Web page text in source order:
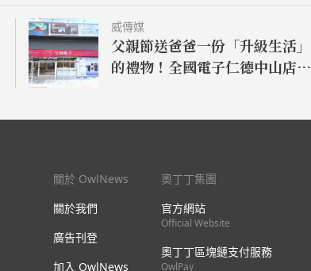
威傳媒
父親節送爸爸一份「升級生活」
的禮物！全國電子仁德中山店盛
關於 OwlNews
關於我們
廣告刊登
加入 OwlNews
奧丁丁集團
官方網站
Official Website
奧丁丁區塊鏈支付服務
OwlPay